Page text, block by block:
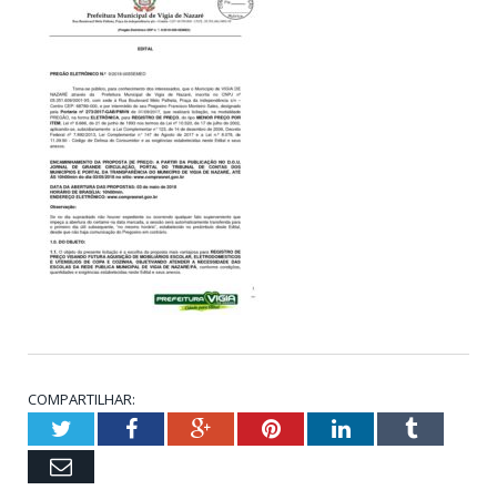
COMPARTILHAR:
TwitterFacebookGoogle+PinterestLinkedInTumblr
Email